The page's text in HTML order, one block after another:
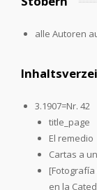
alle Autoren
3.1907=Nr. 42
title_page
El remedio
Cartas a
en la